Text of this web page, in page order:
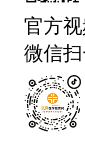
官方
微信